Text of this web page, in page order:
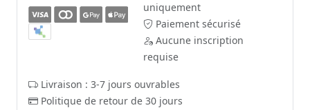
uniquement
Paiement sécurisé
Aucune inscription
requise
Livraison : 3-7 jours ouvrables
Politique de retour de 30 jours